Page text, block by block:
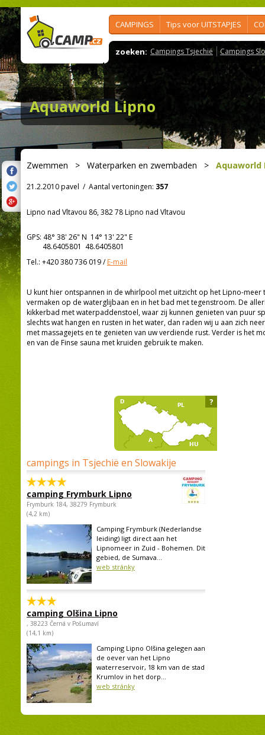
CAMPINGS Tips voor UITSTAPJES
zoeken: Campings Tsjechië Campings
Aquaworld Lipno
Zwemmen > Waterparken en zwembaden > Aquaworld
21.2.2010 pavel / Aantal vertoningen: 357
Lipno nad Vltavou 86, 382 78 Lipno nad Vltavou
GPS: 48° 38' 26" N 14° 13' 22" E
48.6405801 48.6405801
Tel.: +420 380 736 019/E-mail
U kunt hier ontspannen in de whirlpool met uitzicht op het Lipno-meer
vermaken op de waterglijbaan en in het bad met tegenstroom. De
kikkerbad met waterpaddenstoel, waar zij kunnen genieten van puur
slechts wat hangen en rusten in het water, dan raden wij u aan zich
met massagejets en te genieten van uw verdiende rust. Verder is het
en van de Finse sauna met kruiden gebruik te maken.
campings in Tsjechië en Slowakije
camping Frymburk Lipno
Frymburk 184, 38279 Frymburk
(4,2 km)
Camping Frymburk (Nederlandse
leiding) ligt direct aan het
Lipnomeer in Zuid - Bohemen. Dit
gebied, de Sumava...
web stránky
camping Olšina Lipno
, 38223 Černá v Pošumaví
(14,1 km)
Camping Lipno Olšina gelegen aan
de oever van het Lipno
waterreservoir, 18 km van de stad
Krumlov in het dorp...
web stránky
?